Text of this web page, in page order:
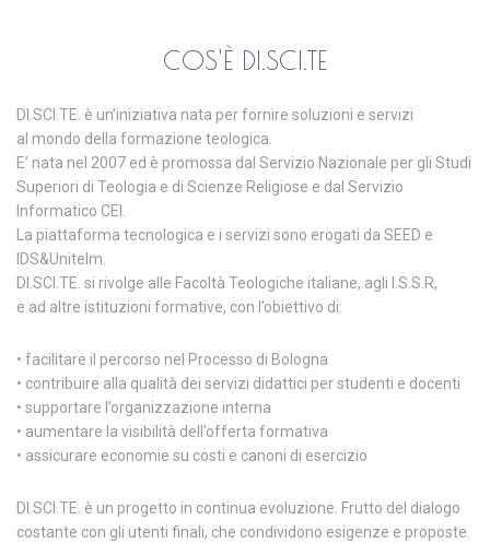
COS'È DI.SCI.TE
DI.SCI.TE. è un’iniziativa nata per fornire soluzioni e servizi
al mondo della formazione teologica.
E’ nata nel 2007 ed è promossa dal Servizio Nazionale per gli Studi
Superiori di Teologia e di Scienze Religiose e dal Servizio
Informatico CEI.
La piattaforma tecnologica e i servizi sono erogati da SEED e
IDS&Unitelm.
DI.SCI.TE. si rivolge alle Facoltà Teologiche italiane, agli I.S.S.R,
e ad altre istituzioni formative, con l’obiettivo di:
• facilitare il percorso nel Processo di Bologna
• contribuire alla qualità dei servizi didattici per studenti e docenti
• supportare l’organizzazione interna
• aumentare la visibilità dell’offerta formativa
• assicurare economie su costi e canoni di esercizio
DI.SCI.TE. è un progetto in continua evoluzione. Frutto del dialogo
costante con gli utenti finali, che condividono esigenze e proposte.